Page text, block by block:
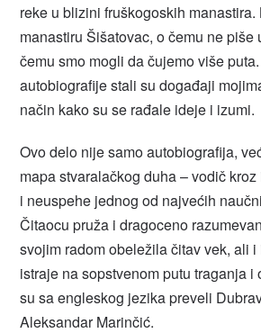
reke u blizini fruškogoskih manastira.
manastiru Šišatovac, o čemu ne piše
čemu smo mogli da čujemo više
autobiografije stali su događaji
način kako su se rađale ideje i izumi.
Ovo delo nije samo autobiografija,
mapa stvaralačkog duha – vodič
i neuspehe jednog od najvećih
Čitaocu pruža i dragoceno
svojim radom obeležila čitav vek, ali
istraje na sopstvenom putu traganja i
su sa engleskog jezika preveli
Aleksandar Marinčić.